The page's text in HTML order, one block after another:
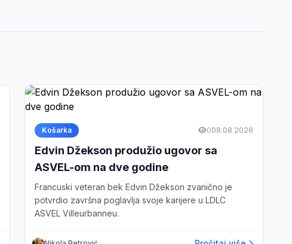
Košarka 008.08.2026
Edvin Džekson produžio ugovor sa
ASVEL-om na dve godine
Francuski veteran bek Edvin Džekson zvanično je
potvrdio završna poglavlja svoje karijere u LDLC
ASVEL Villeurbanneu.